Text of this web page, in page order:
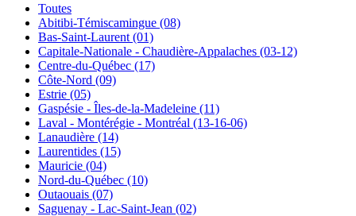
Toutes
Abitibi-Témiscamingue (08)
Bas-Saint-Laurent (01)
Capitale-Nationale - Chaudière-Appalaches (03-12)
Centre-du-Québec (17)
Côte-Nord (09)
Estrie (05)
Gaspésie - Îles-de-la-Madeleine (11)
Laval - Montérégie - Montréal (13-16-06)
Lanaudière (14)
Laurentides (15)
Mauricie (04)
Nord-du-Québec (10)
Outaouais (07)
Saguenay - Lac-Saint-Jean (02)